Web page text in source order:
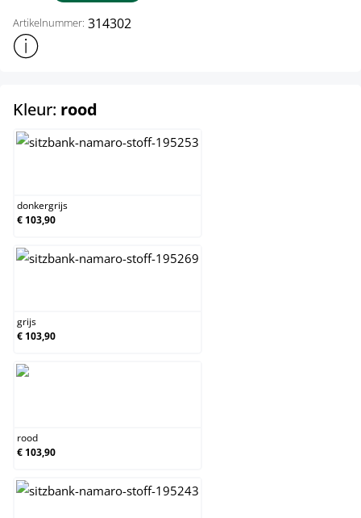
Artikelnummer: 314302
Toon meer productinformatie
Kleur: rood
donkergrijs
€ 103,90
grijs
€ 103,90
rood
€ 103,90